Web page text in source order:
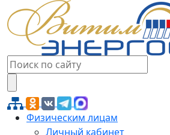
Физическим лицам
Личный кабинет